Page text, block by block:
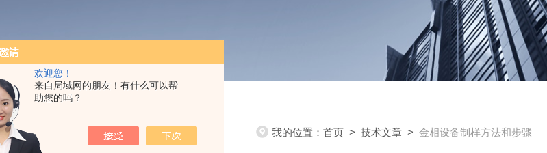
欢迎您！
来自局域网的朋友！有什么可以帮
助您的吗？
我的位置： 首页 > 技术文章 > 金相设备制样方法和步骤